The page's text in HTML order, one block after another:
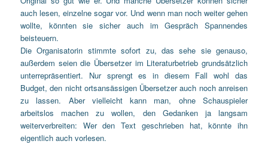
auch lesen, einzelne sogar vor. Und wenn man noch weiter gehen
wollte, könnten sie sicher auch im Gespräch Spannendes
beisteuern.
Die Organisatorin stimmte sofort zu, das sehe sie genauso,
außerdem seien die Übersetzer im Literaturbetrieb grundsätzlich
unterrepräsentiert. Nur sprengt es in diesem Fall wohl das
Budget, den nicht ortsansässigen Übersetzer auch noch anreisen
zu lassen. Aber vielleicht kann man, ohne Schauspieler
arbeitslos machen zu wollen, den Gedanken ja langsam
weiterverbreiten: Wer den Text geschrieben hat, könnte ihn
eigentlich auch vorlesen.